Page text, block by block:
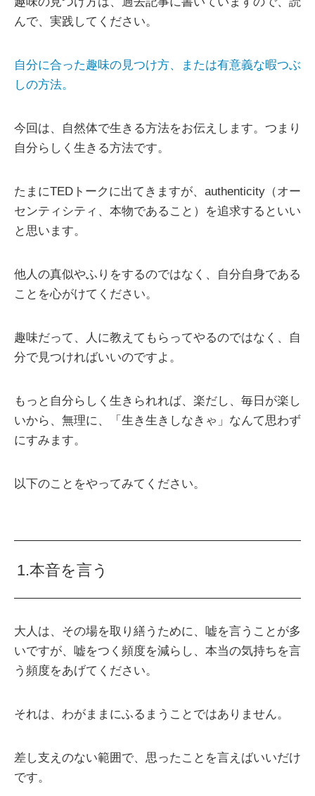
んで、実践してください。
自分に合った趣味の見つけ方、または有意義な暇つぶ
しの方法。
今回は、自然体で生きる方法をお伝えします。つまり
自分らしく生きる方法です。
たまにTEDトークに出てきますが、authenticity（オー
センティシティ、本物であること）を追求するといい
と思います。
他人の真似やふりをするのではなく、自分自身である
ことを心がけてください。
趣味だって、人に教えてもらってやるのではなく、自
分で見つければいいのですよ。
もっと自分らしく生きられれば、楽だし、毎日が楽し
いから、無理に、「生き生きしなきゃ」なんて思わず
にすみます。
以下のことをやってみてください。
1.本音を言う
大人は、その場を取り繕うために、嘘を言うことが多
いですが、嘘をつく頻度を減らし、本当の気持ちを言
う頻度をあげてください。
それは、わがままにふるまうことではありません。
差し支えのない範囲で、思ったことを言えばいいだけ
です。